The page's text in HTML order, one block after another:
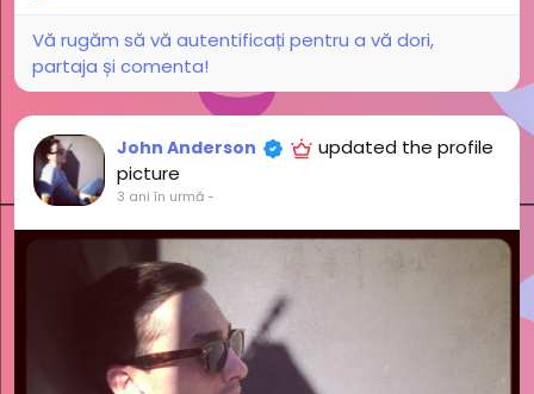
Vă rugăm să vă autentificați pentru a vă dori,
partaja și comenta!
John Anderson
updated the profile
picture
3 ani în urmă-